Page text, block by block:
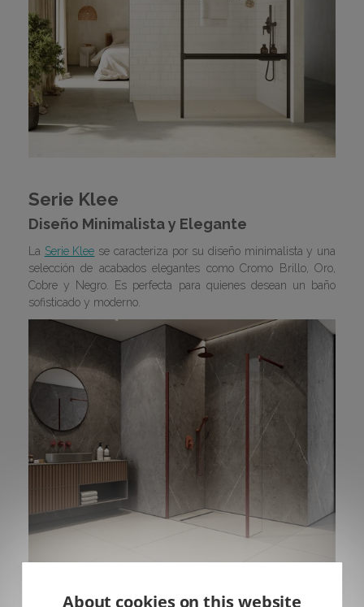
Serie Klee
Diseño Minimalista y Elegante
La Serie Klee se caracteriza por su diseño minimalista y una
selección de acabados elegantes como Cromo Brillo, Oro,
Cobre y Negro. Es perfecta para quienes desean un baño
sofisticado y moderno.
About cookies on this website